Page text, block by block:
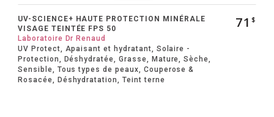
UV-SCIENCE+ HAUTE PROTECTION MINÉRALE
VISAGE TEINTÉE FPS 50
Laboratoire Dr Renaud
UV Protect, Apaisant et hydratant, Solaire -
Protection, Déshydratée, Grasse, Mature, Sèche,
Sensible, Tous types de peaux, Couperose &
Rosacée, Déshydratation, Teint terne
71 $